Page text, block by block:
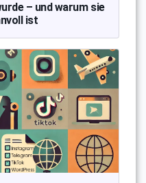
– und warum sie
ist